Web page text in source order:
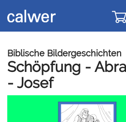
zur
Navigation
zum
Inhalt
Biblische Bildergeschichten
Schöpfung -
- Josef